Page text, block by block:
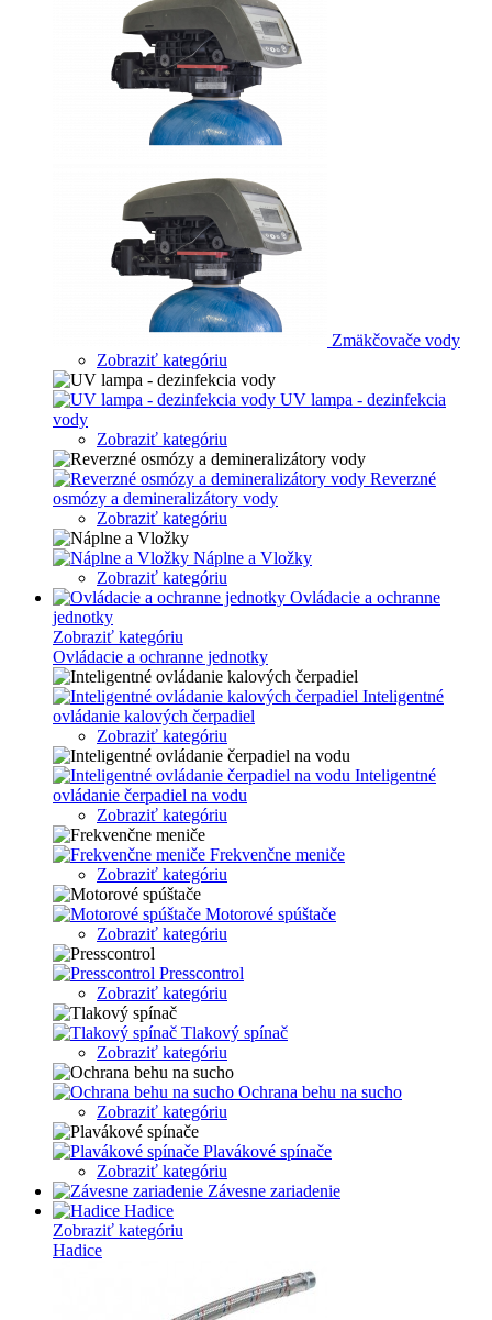
Zmäkčovače vody
Zobraziť kategóriu
UV lampa - dezinfekcia
vody
Zobraziť kategóriu
Reverzné
osmózy a demineralizátory vody
Zobraziť kategóriu
Náplne a Vložky
Zobraziť kategóriu
Ovládacie a ochranne
jednotky
Zobraziť kategóriu
Ovládacie a ochranne jednotky
Inteligentné
ovládanie kalových čerpadiel
Zobraziť kategóriu
Inteligentné
ovládanie čerpadiel na vodu
Zobraziť kategóriu
Frekvenčne meniče
Zobraziť kategóriu
Motorové spúštače
Zobraziť kategóriu
Presscontrol
Zobraziť kategóriu
Tlakový spínač
Zobraziť kategóriu
Ochrana behu na sucho
Zobraziť kategóriu
Plavákové spínače
Zobraziť kategóriu
Závesne zariadenie
Hadice
Zobraziť kategóriu
Hadice